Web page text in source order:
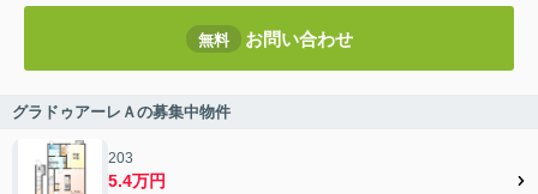
無料 お問い合わせ
グラドゥアーレＡの募集中物件
203
5.4万円